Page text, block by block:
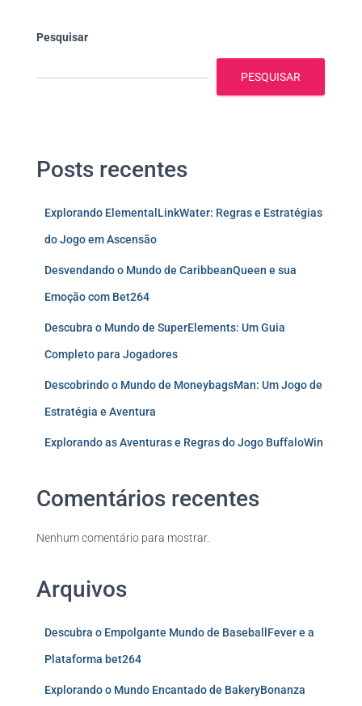
Pesquisar
PESQUISAR
Posts recentes
Explorando ElementalLinkWater: Regras e Estratégias
do Jogo em Ascensão
Desvendando o Mundo de CaribbeanQueen e sua
Emoção com Bet264
Descubra o Mundo de SuperElements: Um Guia
Completo para Jogadores
Descobrindo o Mundo de MoneybagsMan: Um Jogo de
Estratégia e Aventura
Explorando as Aventuras e Regras do Jogo BuffaloWin
Comentários recentes
Nenhum comentário para mostrar.
Arquivos
Descubra o Empolgante Mundo de BaseballFever e a
Plataforma bet264
Explorando o Mundo Encantado de BakeryBonanza